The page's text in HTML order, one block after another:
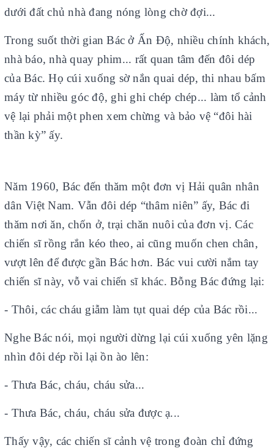
dưới đất chủ nhà đang nóng lòng chờ đợi...
Trong suốt thời gian Bác ở Ấn Độ, nhiều chính khách,
nhà báo, nhà quay phim... rất quan tâm đến đôi dép
của Bác. Họ cúi xuống sờ nắn quai dép, thi nhau bấm
máy từ nhiều góc độ, ghi ghi chép chép... làm tổ cảnh
vệ lại phải một phen xem chừng và bảo vệ “đôi hài
thần kỳ” ấy.
Năm 1960, Bác đến thăm một đơn vị Hải quân nhân
dân Việt Nam. Vẫn đôi dép “thâm niên” ấy, Bác đi
thăm nơi ăn, chốn ở, trại chăn nuôi của đơn vị. Các
chiến sĩ rồng rắn kéo theo, ai cũng muốn chen chân,
vượt lên để được gần Bác hơn. Bác vui cười nắm tay
chiến sĩ này, vỗ vai chiến sĩ khác. Bỗng Bác đứng lại:
- Thôi, các cháu giẫm làm tụt quai dép của Bác rồi...
Nghe Bác nói, mọi người dừng lại cúi xuống yên lặng
nhìn đôi dép rồi lại ồn ào lên:
- Thưa Bác, cháu, cháu sửa...
- Thưa Bác, cháu, cháu sửa được ạ...
Thấy vậy, các chiến sĩ cảnh vệ trong đoàn chỉ đứng